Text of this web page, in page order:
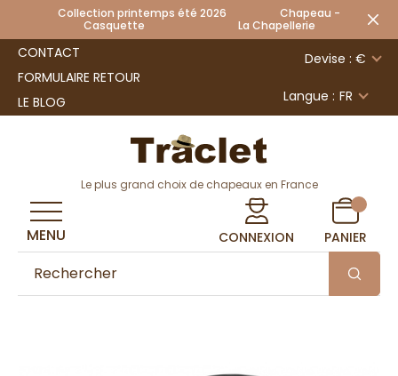
Collection printemps été 2026 Chapeau -
Casquette La Chapellerie
CONTACT
FORMULAIRE RETOUR
LE BLOG
Devise : €
Langue : FR
Le plus grand choix de chapeaux en France
CONNEXION PANIER
MENU